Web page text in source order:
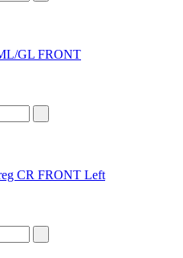
GL FRONT
CR FRONT Left